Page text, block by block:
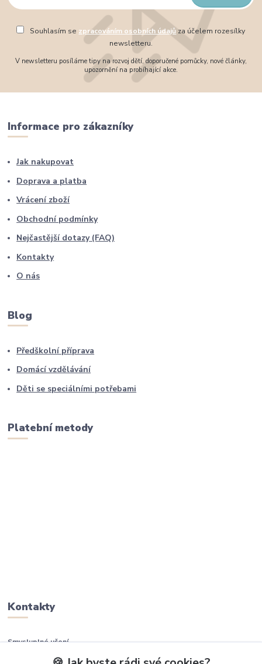
Souhlasím se zpracováním osobních údajůza účelem rozesílky
newsletteru.
V newsletteru posíláme tipy na rozvoj dětí, doporučené pomůcky, nové články,
upozornění na probíhající akce.
Informace pro zákazníky
Jak nakupovat
Doprava a platba
Vrácení zboží
Obchodní podmínky
Nejčastější dotazy (FAQ)
Kontakty
O nás
Blog
Předškolní příprava
Domácí vzdělávání
Děti se speciálními potřebami
Platební metody
Kontakty
Smysluplné učení